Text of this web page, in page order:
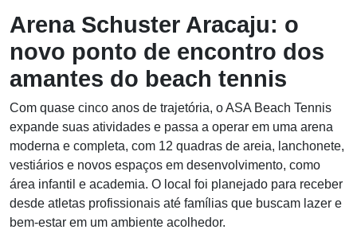
Arena Schuster Aracaju: o
novo ponto de encontro dos
amantes do beach tennis
Com quase cinco anos de trajetória, o ASA Beach Tennis
expande suas atividades e passa a operar em uma arena
moderna e completa, com 12 quadras de areia, lanchonete,
vestiários e novos espaços em desenvolvimento, como
área infantil e academia. O local foi planejado para receber
desde atletas profissionais até famílias que buscam lazer e
bem-estar em um ambiente acolhedor.